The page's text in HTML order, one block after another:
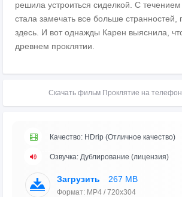
решила устроиться сиделкой. С
стала замечать все больше
здесь. И вот однажды Карен выяснила,
древнем проклятии.
Скачать фильм Проклятие на
Качество: HDrip (Отличное качество)
Озвучка: Дублирование (лицензия)
Загрузить 267 MB
Формат: MP4 / 720x304